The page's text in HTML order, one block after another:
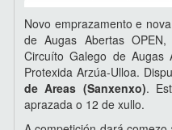
Novo emprazamento e
de Augas Abertas
Circuíto Galego de Augas
Protexida Arzúa-Ulloa.
de Areas (Sanxenxo).
aprazada o 12 de xullo.